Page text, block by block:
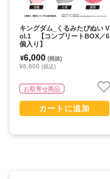
キングダム_くるみたぴぬい V
ol.1 【コンプリートBOX／6
個入り】
¥6,000 (税抜)
¥6,600 (税込)
お取寄せ商品
カートに追加